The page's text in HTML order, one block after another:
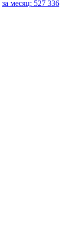
за месяц: 527 336